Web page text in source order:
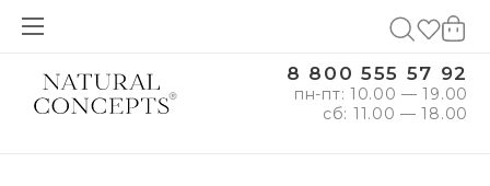
8 800 555 57 92
пн-пт: 10.00 — 19.00
сб: 11.00 — 18.00